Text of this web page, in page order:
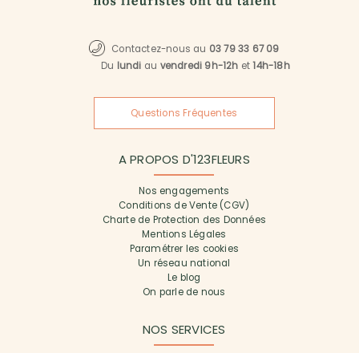
Contactez-nous au 03 79 33 67 09
Du lundi au vendredi 9h-12h et14h-18h
Questions Fréquentes
A PROPOS D'123FLEURS
Nos engagements
Conditions de Vente (CGV)
Charte de Protection des Données
Mentions Légales
Paramétrer les cookies
Un réseau national
Le blog
On parle de nous
NOS SERVICES